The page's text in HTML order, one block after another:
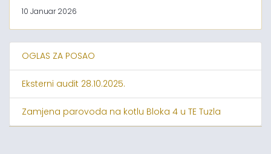
10 Januar 2026
OGLAS ZA POSAO
Eksterni audit 28.10.2025.
Zamjena parovoda na kotlu Bloka 4 u TE Tuzla